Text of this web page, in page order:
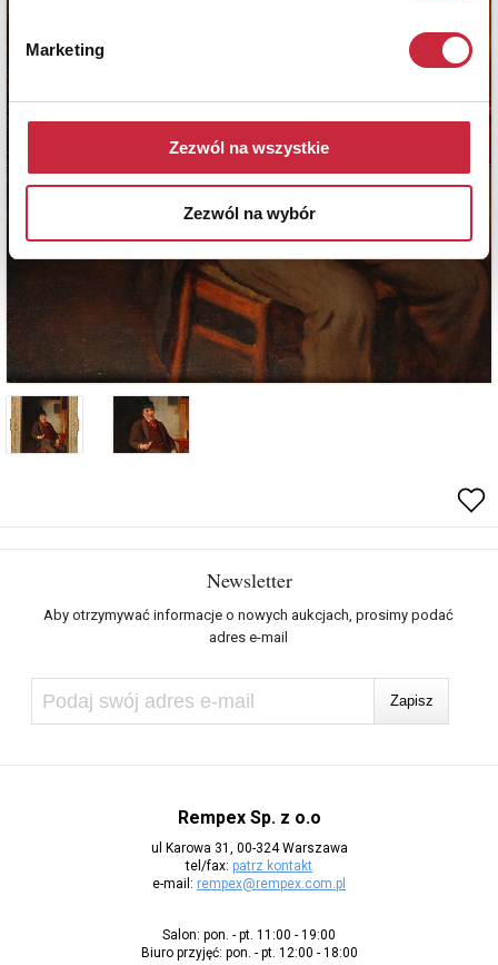
Marketing
Zezwól na wszystkie
Zezwól na wybór
Newsletter
Aby otrzymywać informacje o nowych aukcjach, prosimy podać
adres e-mail
Rempex Sp. z o.o
ul Karowa 31, 00-324 Warszawa
tel/fax: patrz kontakt
e-mail: rempex@rempex.com.pl
Salon: pon. - pt. 11:00 - 19:00
Biuro przyjęć: pon. - pt. 12:00 - 18:00